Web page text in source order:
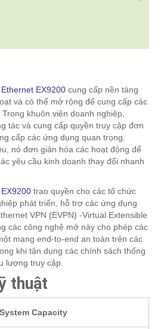
EX9200 cung cấp nền tảng
và có thể mở rộng để cung cấp các
khuôn viên doanh nghiệp,
tác và cung cấp quyền truy cập đơn
cấp các ứng dụng quan trọng.
nó đơn giản hóa các hoạt động để
yêu cầu kinh doanh thay đổi nhanh
trao quyền cho các tổ chức
phát triển, hỗ trợ các ứng dụng
VPN (EVPN) -Virtual Extensible
các công nghệ mở này cho phép các
mạng end-to-end an toàn trên các
khi tận dụng các chính sách thống
lượng truy cập.
thuật
System Capacity